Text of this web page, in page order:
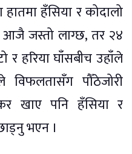
हँसिया र कोदालो
जस्तो लाग्छ, तर २४
र हरिया घाँसबीच उहाँले
पौँठेजोरी
खाए पनि हँसिया र
भएन ।